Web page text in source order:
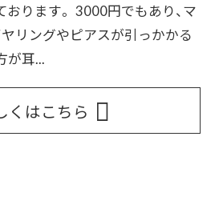
ります。 3000円でもあり、マ
ヤリングやピアスが引っかかる
が耳...
くはこちら